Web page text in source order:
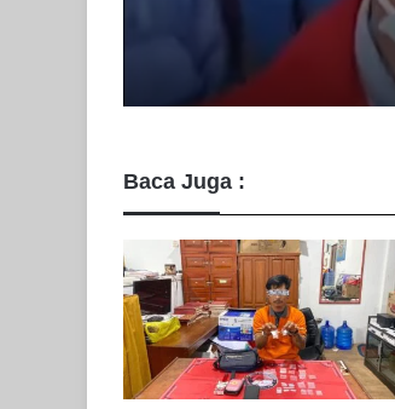
Kejati
Komisioner
Baca Juga :